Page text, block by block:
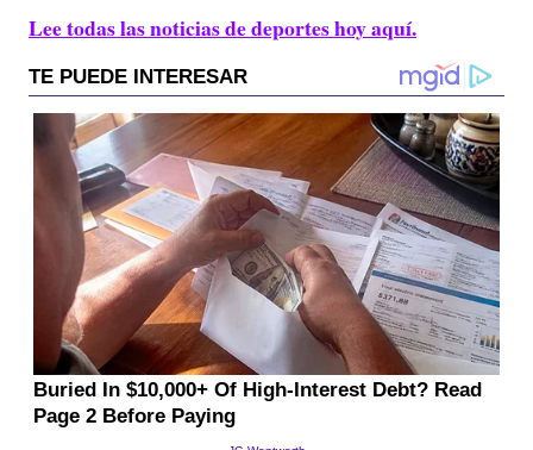
Lee todas las noticias de deportes hoy aquí.